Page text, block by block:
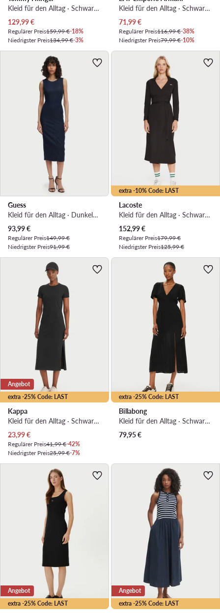
Kleid für den Alltag · Schwarz · Midi
Aktueller Preis
129,99€
Regulärer Preis159,99 €-18%
Niedrigster Preis134,99 €-3%
Kleid für den Alltag · Schwarz · Midi
Aktueller Preis
71,99€
Regulärer Preis116,99 €-38%
Niedrigster Preis79,99 €-10%
Guess
Kleid für den Alltag · Dunkelblau · Midi
Aktueller Preis
93,99€
Regulärer Preis149,99 €
Niedrigster Preis91,99 €
extra -10% Code: LAST
Lacoste
Kleid für den Alltag · Schwarz · Midi
Aktueller Preis
152,99€
Regulärer Preis179,99 €
Niedrigster Preis125,99 €
extra -25% Code: LAST
Angebot
Kappa
Kleid für den Alltag · Schwarz · Midi
Aktueller Preis
23,99€
Regulärer Preis41,99 €-42%
Niedrigster Preis25,99 €-7%
extra -25% Code: LAST
Billabong
Kleid für den Alltag · Schwarz · Midi
79,95€
extra -25% Code: LAST
Angebot
extra -25% Code: LAST
Angebot